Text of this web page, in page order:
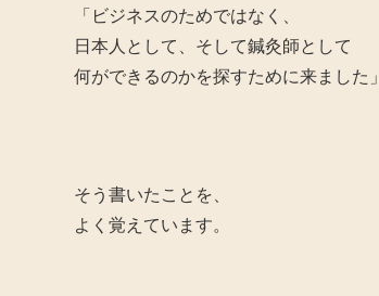
「ビジネスのためではなく、
日本人として、そして鍼灸師として
何ができるのかを探すために来ました」
そう書いたことを、
よく覚えています。